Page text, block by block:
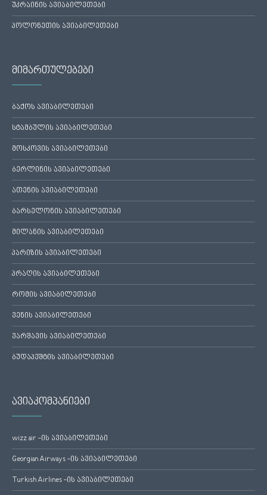
უკრაინის ავიაბილეთები
პოლონეთის ავიაბილეთები
მიმართულებები
ბაქოს ავიაბილეთები
სტამბულის ავიაბილეთები
მოსკოვის ავიაბილეთები
ბერლინის ავიაბილეთები
ათენის ავიაბილეთები
ბარსელონის ავიაბილეთები
მილანის ავიაბილეთები
პარიზის ავიაბილეთები
პრაღის ავიაბილეთები
რომის ავიაბილეთები
ვენის ავიაბილეთები
ვარშავის ავიაბილეთები
ბუდაპეშტის ავიაბილეთები
ავიაკომპანიები
wizz air -ის ავიაბილეთები
Georgian Airways -ის ავიაბილეთები
Turkish Airlines -ის ავიაბილეთები